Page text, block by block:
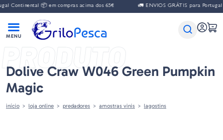
📦 em compras acima dos 65€ 🚛 ENVIOS GRÁTIS para Portugal
PRODUTO
Dolive Craw W046 Green Pumpkin
Magic
início loja online predadores amostras vinis lagostins